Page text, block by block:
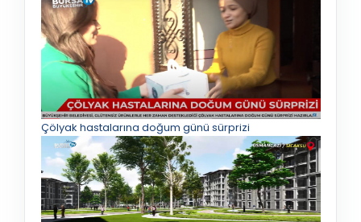
Çölyak hastalarına doğum günü sürprizi